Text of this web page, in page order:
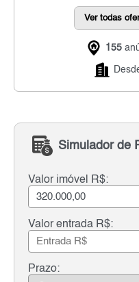
Ver todas
155
Simulador de
Valor imóvel R$:
Valor entrada R$:
Prazo: